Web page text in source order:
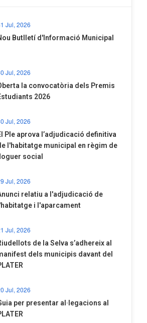
Jul, 2026
Butlletí d'Informació Municipal
Jul, 2026
la convocatòria dels Premis
2026
Jul, 2026
Ple aprova l’adjudicació definitiva
l'habitatge municipal en règim de
lloguer social
Jul, 2026
relatiu a l'adjudicació de
l'habitatge i l'aparcament
Jul, 2026
de la Selva s’adhereix al
dels municipis davant del
Jul, 2026
per presentar al·legacions al